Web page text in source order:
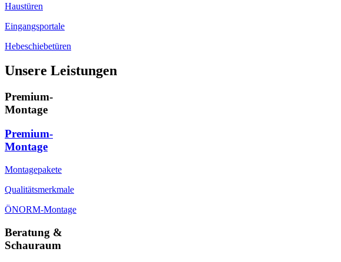
Haustüren
Eingangsportale
Hebeschiebetüren
Unsere Leistungen
Premium-
Montage
Premium-
Montage
Montagepakete
Qualitätsmerkmale
ÖNORM-Montage
Beratung &
Schauraum